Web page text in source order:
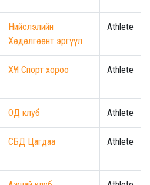
Нийслэлийн
Хөдөлгөөнт эргүүл
Athlete
ХҮЧ Спорт хороо Athlete
ОД клуб Athlete
СБД Цагдаа Athlete